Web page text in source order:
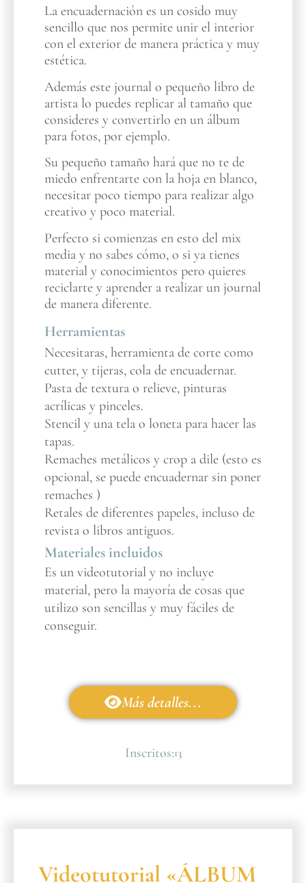
La encuadernación es un cosido muy
sencillo que nos permite unir el interior
con el exterior de manera práctica y muy
estética.
Además este journal o pequeño libro de
artista lo puedes replicar al tamaño que
consideres y convertirlo en un álbum
para fotos, por ejemplo.
Su pequeño tamaño hará que no te de
miedo enfrentarte con la hoja en blanco,
necesitar poco tiempo para realizar algo
creativo y poco material.
Perfecto si comienzas en esto del mix
media y no sabes cómo, o si ya tienes
material y conocimientos pero quieres
reciclarte y aprender a realizar un journal
de manera diferente.
Herramientas
Necesitaras, herramienta de corte como
cutter, y tijeras, cola de encuadernar.
Pasta de textura o relieve, pinturas
acrílicas y pinceles.
Stencil y una tela o loneta para hacer las
tapas.
Remaches metálicos y crop a dile (esto es
opcional, se puede encuadernar sin poner
remaches )
Retales de diferentes papeles, incluso de
revista o libros antiguos.
Materiales incluidos
Es un videotutorial y no incluye
material, pero la mayoría de cosas que
utilizo son sencillas y muy fáciles de
conseguir.
Más detalles...
Inscritos:13
Videotutorial «ÁLBUM